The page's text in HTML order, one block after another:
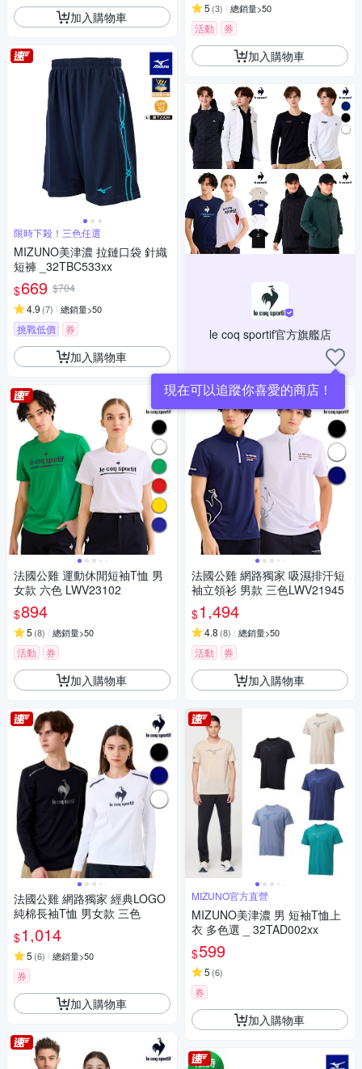
加入購物車
限時下殺！三色任選
MIZUNO美津濃 拉鏈口袋 針織
短褲 _32TBC533xx
$669 $704
4.9 (7) 總銷量>50
挑戰低價 券
加入購物車
法國公雞 運動休閒短袖T恤 男
女款 六色 LWV23102
$894
5 (8) 總銷量>50
活動 券
加入購物車
法國公雞 網路獨家 經典LOGO
純棉長袖T恤 男女款 三色
$1,014
5 (6) 總銷量>50
券
加入購物車
5 (3) 總銷量>50
活動 券
加入購物車
le coq sportif官方旗艦店
現在可以追蹤你喜愛的商店！
法國公雞 網路獨家 吸濕排汗短
袖立領衫 男款 三色LWV21945
$1,494
4.8 (8) 總銷量>50
活動 券
加入購物車
MIZUNO官方直營
MIZUNO美津濃 男 短袖T恤上
衣 多色選 _ 32TAD002xx
$599
5 (6)
券
加入購物車